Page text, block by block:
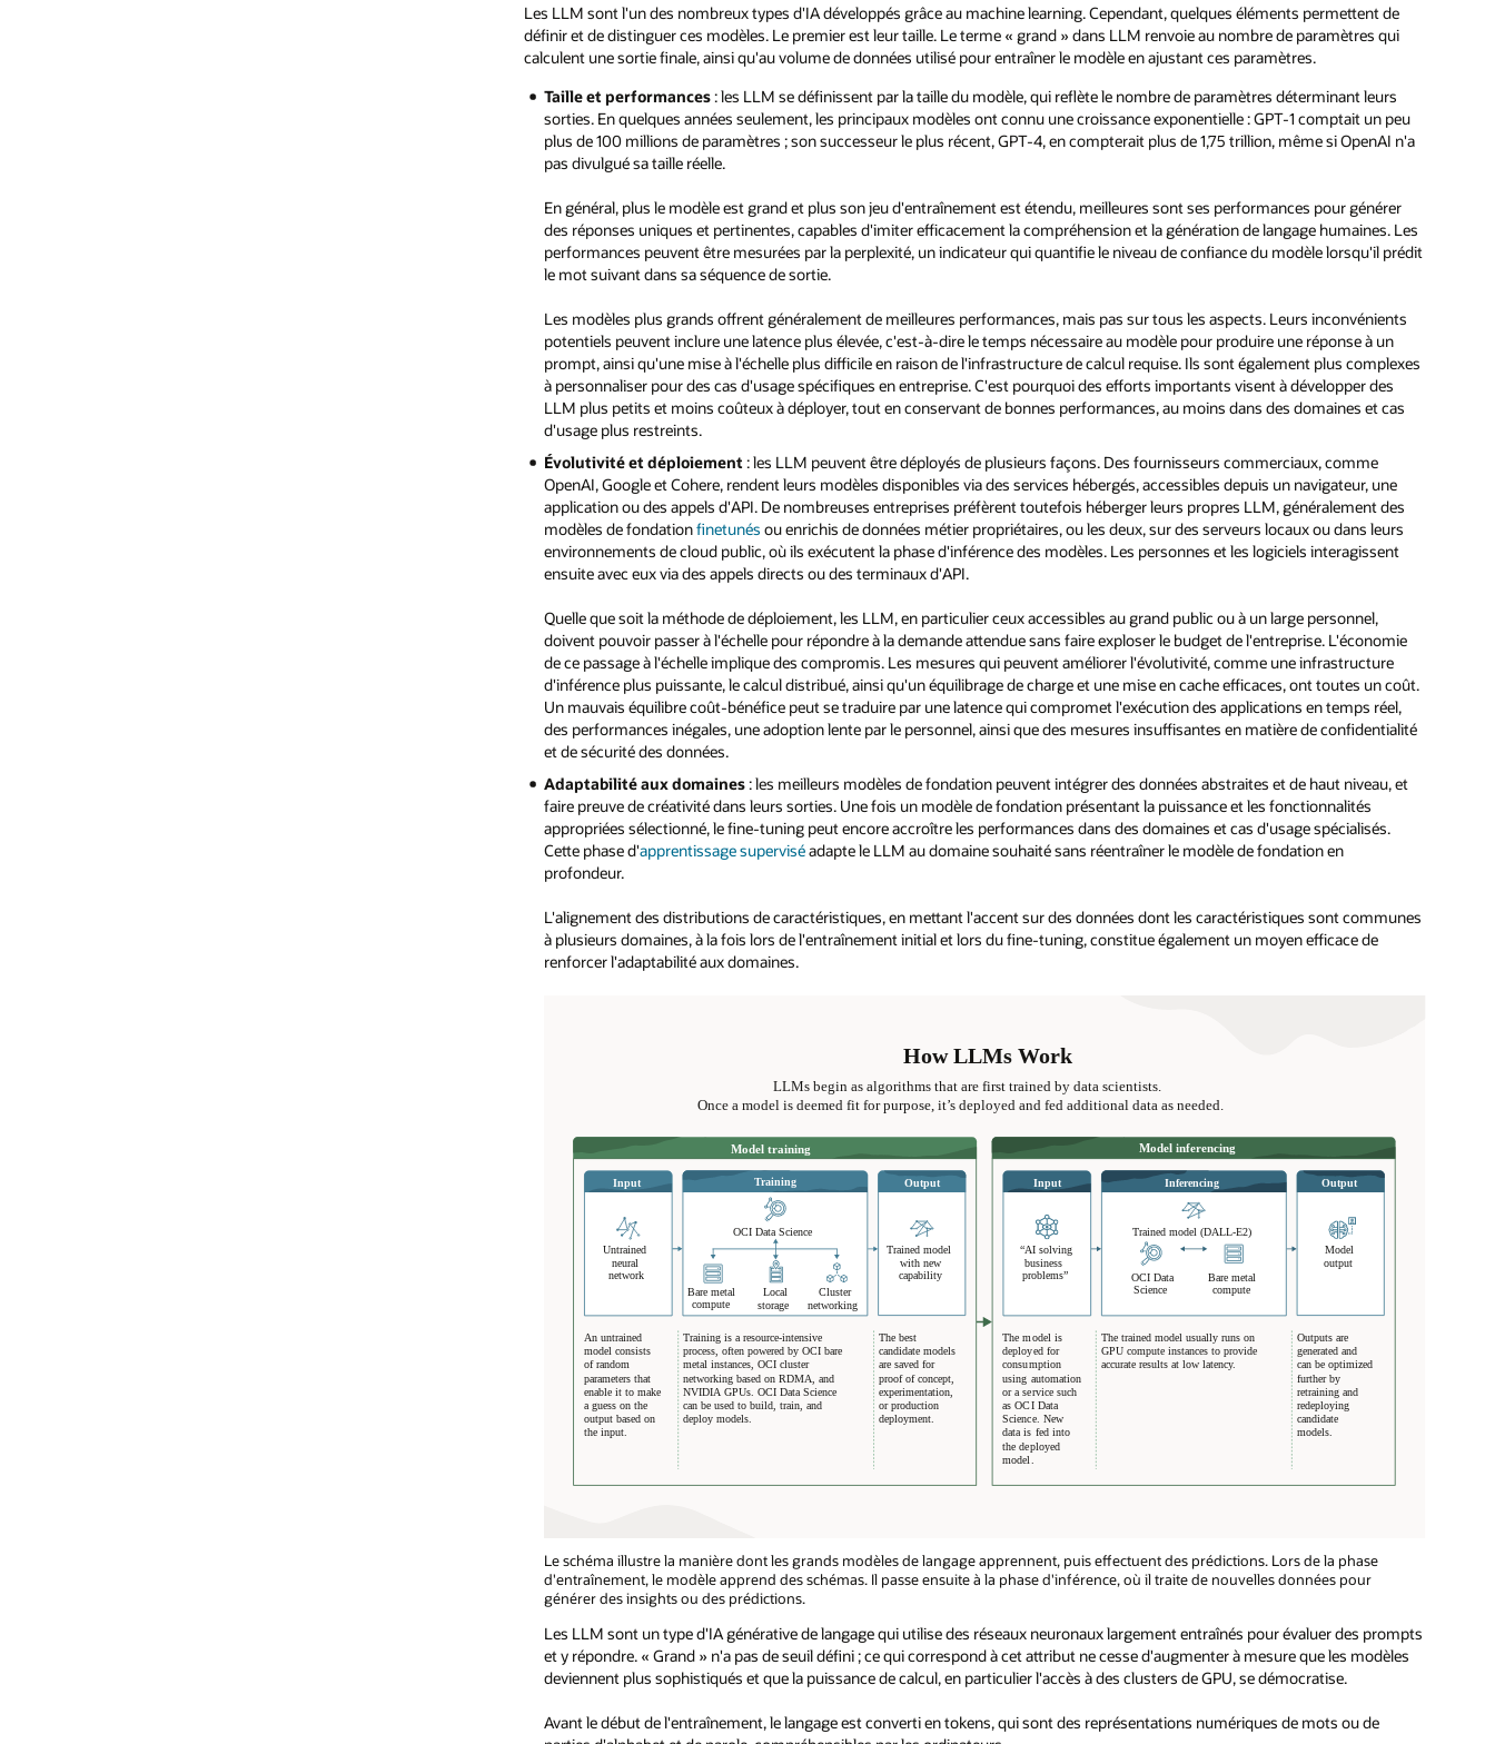
Les LLM sont l'un des nombreux types d'IA développés grâce au machine learning. Cependant, quelques éléments permettent de
définir et de distinguer ces modèles. Le premier est leur taille. Le terme « grand » dans LLM renvoie au nombre de paramètres qui
calculent une sortie finale, ainsi qu'au volume de données utilisé pour entraîner le modèle en ajustant ces paramètres.
Taille et performances: les LLM se définissent par la taille du modèle, qui reflète le nombre de paramètres déterminant leurs
sorties. En quelques années seulement, les principaux modèles ont connu une croissance exponentielle : GPT-1 comptait un peu
plus de 100 millions de paramètres ; son successeur le plus récent, GPT-4, en compterait plus de 1,75 trillion, même si OpenAI n'a
pas divulgué sa taille réelle.
En général, plus le modèle est grand et plus son jeu d'entraînement est étendu, meilleures sont ses performances pour générer
des réponses uniques et pertinentes, capables d'imiter efficacement la compréhension et la génération de langage humaines. Les
performances peuvent être mesurées par la perplexité, un indicateur qui quantifie le niveau de confiance du modèle lorsqu'il prédit
le mot suivant dans sa séquence de sortie.
Les modèles plus grands offrent généralement de meilleures performances, mais pas sur tous les aspects. Leurs inconvénients
potentiels peuvent inclure une latence plus élevée, c'est-à-dire le temps nécessaire au modèle pour produire une réponse à un
prompt, ainsi qu'une mise à l'échelle plus difficile en raison de l'infrastructure de calcul requise. Ils sont également plus complexes
à personnaliser pour des cas d'usage spécifiques en entreprise. C'est pourquoi des efforts importants visent à développer des
LLM plus petits et moins coûteux à déployer, tout en conservant de bonnes performances, au moins dans des domaines et cas
d'usage plus restreints.
Évolutivité et déploiement : les LLM peuvent être déployés de plusieurs façons. Des fournisseurs commerciaux, comme
OpenAI, Google et Cohere, rendent leurs modèles disponibles via des services hébergés, accessibles depuis un navigateur, une
application ou des appels d'API. De nombreuses entreprises préfèrent toutefois héberger leurs propres LLM, généralement des
modèles de fondationfinetunés ou enrichis de données métier propriétaires, ou les deux, sur des serveurs locaux ou dans leurs
environnements de cloud public, où ils exécutent la phase d'inférence des modèles. Les personnes et les logiciels interagissent
ensuite avec eux via des appels directs ou des terminaux d'API.
Quelle que soit la méthode de déploiement, les LLM, en particulier ceux accessibles au grand public ou à un large personnel,
doivent pouvoir passer à l'échelle pour répondre à la demande attendue sans faire exploser le budget de l'entreprise. L'économie
de ce passage à l'échelle implique des compromis. Les mesures qui peuvent améliorer l'évolutivité, comme une infrastructure
d'inférence plus puissante, le calcul distribué, ainsi qu'un équilibrage de charge et une mise en cache efficaces, ont toutes un coût.
Un mauvais équilibre coût-bénéfice peut se traduire par une latence qui compromet l'exécution des applications en temps réel,
des performances inégales, une adoption lente par le personnel, ainsi que des mesures insuffisantes en matière de confidentialité
et de sécurité des données.
Adaptabilité aux domaines: les meilleurs modèles de fondation peuvent intégrer des données abstraites et de haut niveau, et
faire preuve de créativité dans leurs sorties. Une fois un modèle de fondation présentant la puissance et les fonctionnalités
appropriées sélectionné, le fine-tuning peut encore accroître les performances dans des domaines et cas d'usage spécialisés.
Cette phase d'apprentissage superviséadapte le LLM au domaine souhaité sans réentraîner le modèle de fondation en
profondeur.
L'alignement des distributions de caractéristiques, en mettant l'accent sur des données dont les caractéristiques sont communes
à plusieurs domaines, à la fois lors de l'entraînement initial et lors du fine-tuning, constitue également un moyen efficace de
renforcer l'adaptabilité aux domaines.
Le schéma illustre la manière dont les grands modèles de langage apprennent, puis effectuent des prédictions. Lors de la phase
d'entraînement, le modèle apprend des schémas. Il passe ensuite à la phase d'inférence, où il traite de nouvelles données pour
générer des insights ou des prédictions.
Les LLM sont un type d'IA générative de langage qui utilise des réseaux neuronaux largement entraînés pour évaluer des prompts
et y répondre. « Grand » n'a pas de seuil défini ; ce qui correspond à cet attribut ne cesse d'augmenter à mesure que les modèles
deviennent plus sophistiqués et que la puissance de calcul, en particulier l'accès à des clusters de GPU, se démocratise.
Avant le début de l'entraînement, le langage est converti en tokens, qui sont des représentations numériques de mots ou de